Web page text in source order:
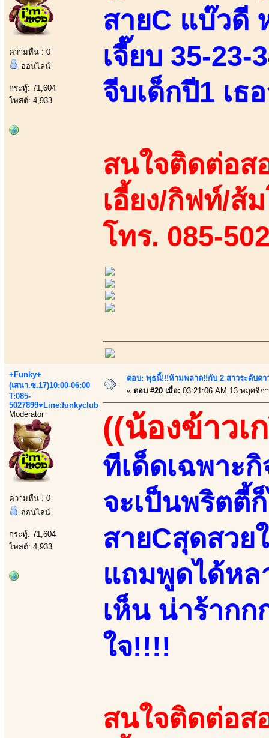
ความหื่น : 0
ออนไลน์
กระทู้: 71,604
โพสต์: 4,933
สายC แบ๊วดี
เจี๊ยบ 35-
จีบเด็กปี1 เธ
สนใจติดต่อส
เอี้ยง/กิฟท์/ส้
โทร. 085-
+Funky+
(เสนา.ซ.17)10:00-06:00
T:085-
5027899♥Line:funkyclub
Moderator
ความหื่น : 0
ออนไลน์
กระทู้: 71,604
โพสต์: 4,933
ตอบ: พุธนี้!!!ห้ามพลาด!!กับ 2 สาวระดับดา
« ตอบ #20 เมื่อ: 03:21:06 AM 13 พฤศจิก
((น้องข้าวเ
ทีเด็ดเฉพา
จะเป็นพริตตี้
สายCสุดสวย
แถมพูดได้หล
เห็น น่าร้ากก
ใจ!!!!
สนใจติดต่อส